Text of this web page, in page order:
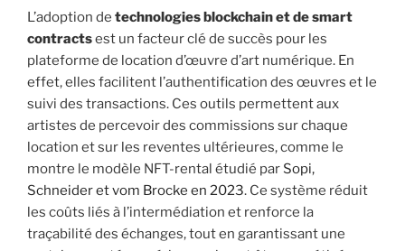
L’adoption de technologies blockchain et de smart
contractsest un facteur clé de succès pour les
plateforme de location d’œuvre d’art numérique. En
effet, elles facilitent l’authentification des œuvres et le
suivi des transactions. Ces outils permettent aux
artistes de percevoir des commissions sur chaque
location et sur les reventes ultérieures, comme le
montre le modèle NFT-rental étudié par Sopi,
Schneider et vom Brocke en 2023. Ce système réduit
les coûts liés à l’intermédiation et renforce la
traçabilité des échanges, tout en garantissant une